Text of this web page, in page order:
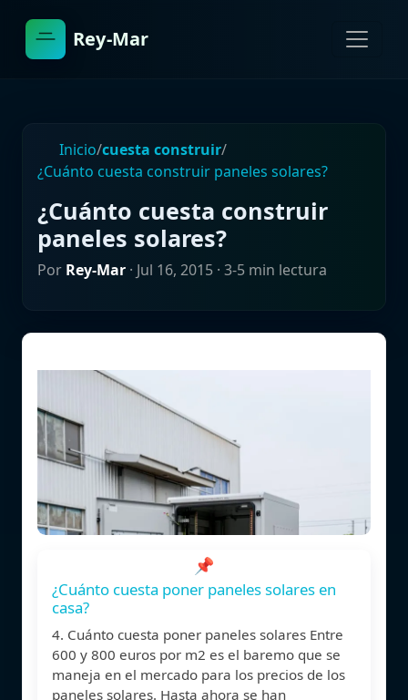
Rey-Mar
Inicio/cuesta construir/
¿Cuánto cuesta construir paneles solares?
¿Cuánto cuesta construir
paneles solares?
Por Rey-Mar · Jul 16, 2015 · 3-5 min lectura
📌
¿Cuánto cuesta poner paneles solares en
casa?
4. Cuánto cuesta poner paneles solares Entre
600 y 800 euros por m2 es el baremo que se
maneja en el mercado para los precios de los
paneles solares. Hasta ahora se han